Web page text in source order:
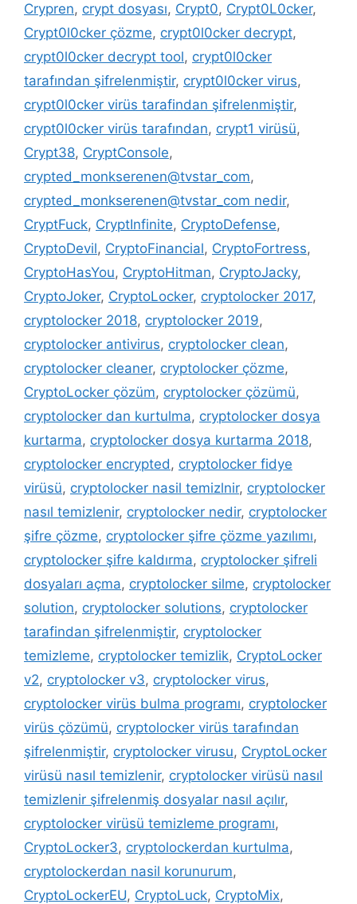
Crypren, crypt dosyası, Crypt0, Crypt0L0cker,
Crypt0l0cker çözme, crypt0l0cker decrypt,
crypt0l0cker decrypt tool, crypt0l0cker
tarafından şifrelenmiştir, crypt0l0cker virus,
crypt0l0cker virüs tarafindan şifrelenmiştir,
crypt0l0cker virüs tarafından, crypt1 virüsü,
Crypt38, CryptConsole,
crypted_monkserenen@tvstar_com,
crypted_monkserenen@tvstar_com nedir,
CryptFuck, CryptInfinite, CryptoDefense,
CryptoDevil, CryptoFinancial, CryptoFortress,
CryptoHasYou, CryptoHitman, CryptoJacky,
CryptoJoker, CryptoLocker, cryptolocker 2017,
cryptolocker 2018, cryptolocker 2019,
cryptolocker antivirus, cryptolocker clean,
cryptolocker cleaner, cryptolocker çözme,
CryptoLocker çözüm, cryptolocker çözümü,
cryptolocker dan kurtulma, cryptolocker dosya
kurtarma, cryptolocker dosya kurtarma 2018,
cryptolocker encrypted, cryptolocker fidye
virüsü, cryptolocker nasil temizlnir, cryptolocker
nasıl temizlenir, cryptolocker nedir, cryptolocker
şifre çözme, cryptolocker şifre çözme yazılımı,
cryptolocker şifre kaldırma, cryptolocker şifreli
dosyaları açma, cryptolocker silme, cryptolocker
solution, cryptolocker solutions, cryptolocker
tarafindan şifrelenmiştir, cryptolocker
temizleme, cryptolocker temizlik, CryptoLocker
v2, cryptolocker v3, cryptolocker virus,
cryptolocker virüs bulma programı, cryptolocker
virüs çözümü, cryptolocker virüs tarafından
şifrelenmiştir, cryptolocker virusu, CryptoLocker
virüsü nasıl temizlenir, cryptolocker virüsü nasıl
temizlenir şifrelenmiş dosyalar nasıl açılır,
cryptolocker virüsü temizleme programı,
CryptoLocker3, cryptolockerdan kurtulma,
cryptolockerdan nasil korunurum,
CryptoLockerEU, CryptoLuck, CryptoMix,